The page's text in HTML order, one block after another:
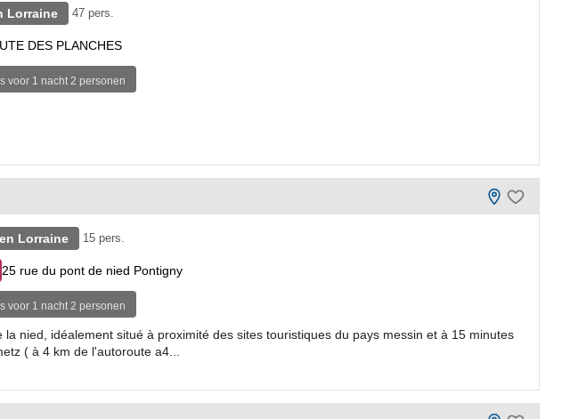
Lorraine 47 pers.
DES PLANCHES
voor 1 nacht 2 personen
Lorraine 15 pers.
25 rue du pont de nied Pontigny
voor 1 nacht 2 personen
nied, idéalement situé à proximité des sites touristiques du pays messin et à 15 minutes
( à 4 km de l'autoroute a4...